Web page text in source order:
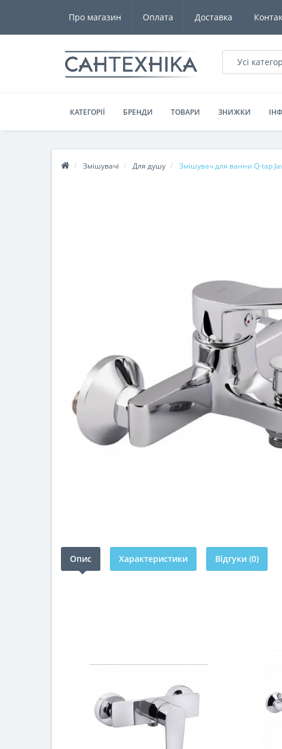
Про магазин Оплата Доставка
Усі
КАТЕГОРІЇ БРЕНДИ ТОВАРИ ЗНИЖКИ
Змішувачі Для душу Змішувач для ванни Q-tap
Опис Характеристики Відгуки (0)